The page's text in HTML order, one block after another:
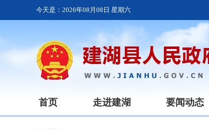
今天是： 2026年08月08日 星期六
首页 走进建湖 要闻动态